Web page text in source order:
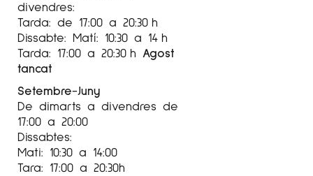
divendres:
Tarda: de 17:00 a 20:30 h
Dissabte: Matí: 10:30 a 14 h
Tarda: 17:00 a 20:30 h Agost
tancat
Setembre-Juny
De dimarts a divendres de
17:00 a 20:00
Dissabtes:
Mati: 10:30 a 14:00
Tara: 17:00 a 20:30h